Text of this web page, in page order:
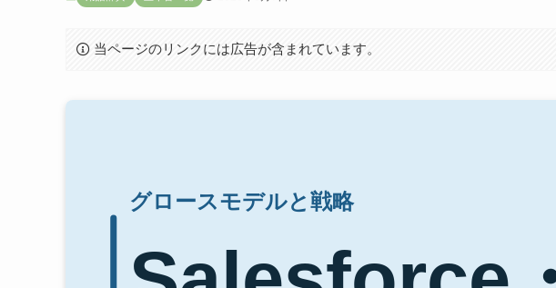
当ページのリンクには広告が含まれています。